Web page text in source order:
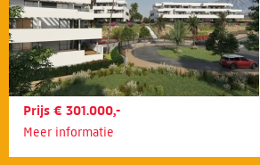
Prijs € 301.000,-
Meer informatie